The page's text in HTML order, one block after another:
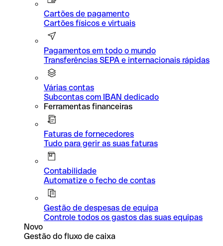
Cartões de pagamento
Cartões físicos e virtuais
Pagamentos em todo o mundo
Transferências SEPA e internacionais rápidas
Várias contas
Subcontas com IBAN dedicado
Ferramentas financeiras
Faturas de fornecedores
Tudo para gerir as suas faturas
Contabilidade
Automatize o fecho de contas
Gestão de despesas de equipa
Controle todos os gastos das suas equipas
Novo
Gestão do fluxo de caixa